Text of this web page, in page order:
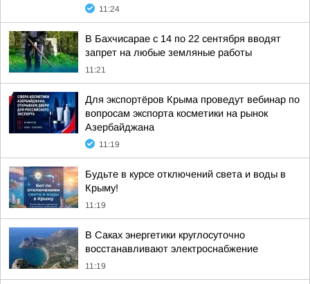
11:24
В Бахчисарае с 14 по 22 сентября вводят
запрет на любые земляные работы
11:21
Для экспортёров Крыма проведут вебинар по
вопросам экспорта косметики на рынок
Азербайджана
11:19
Будьте в курсе отключений света и воды в
Крыму!
11:19
В Саках энергетики круглосуточно
восстанавливают электроснабжение
11:19